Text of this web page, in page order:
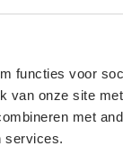
functies voor
van onze site
met
services.